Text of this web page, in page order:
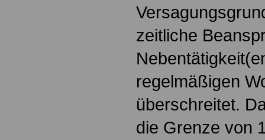
zeitliche
regelmäßigen
überschreitet.
die Grenze von